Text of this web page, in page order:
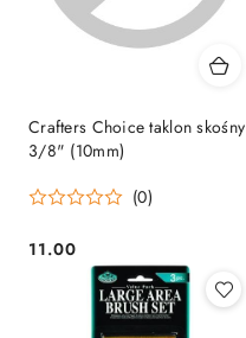
Crafters Choice taklon skośny
3/8" (10mm)
(0)
Cena:
11.00